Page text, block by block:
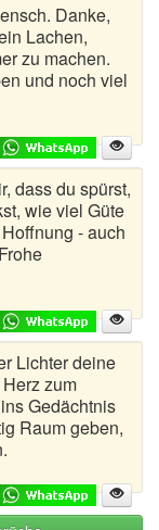
Danke,
Lachen,
zu machen.
und noch viel
dass du spürst,
wie viel Güte
- auch
Lichter deine
zum
Gedächtnis
Raum geben,